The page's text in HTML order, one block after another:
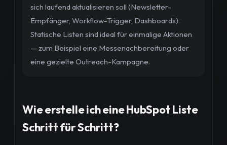
sich laufend aktualisieren soll (Newsletter-
Empfänger, Workflow-Trigger, Dashboards).
Statische Listen sind ideal für einmalige Aktionen
— zum Beispiel eine Messenachbereitung oder
eine gezielte Outreach-Kampagne.
Wie erstelle ich eine HubSpot Liste
Schritt für Schritt?